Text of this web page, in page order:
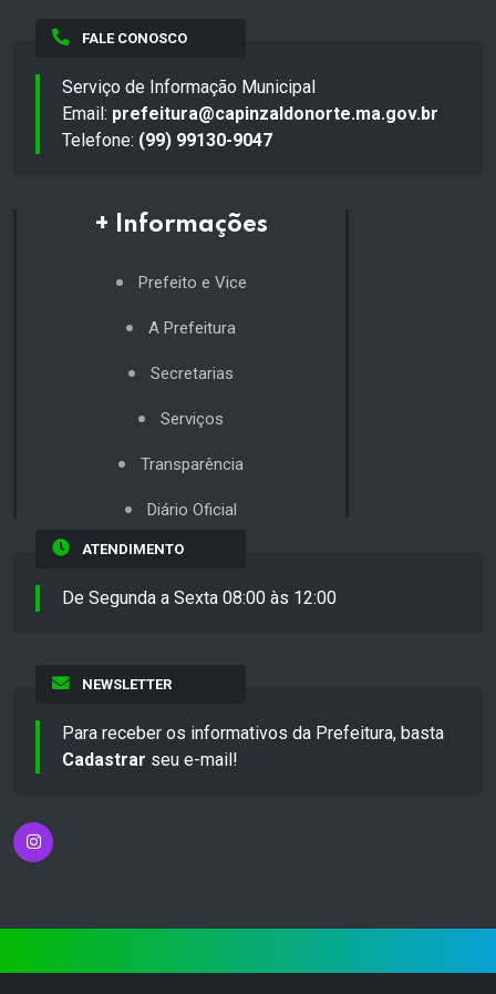
FALE CONOSCO
Serviço de Informação Municipal
Email: prefeitura@capinzaldonorte.ma.gov.br
Telefone: (99) 99130-9047
+ Informações
Prefeito e Vice
A Prefeitura
Secretarias
Serviços
Transparência
Diário Oficial
ATENDIMENTO
De Segunda a Sexta 08:00 às 12:00
NEWSLETTER
Para receber os informativos da Prefeitura, basta
Cadastrar seu e-mail!